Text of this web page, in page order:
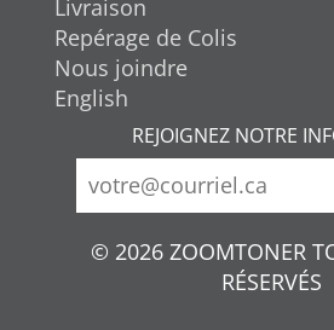
Livraison
Repérage de Colis
Nous joindre
English
REJOIGNEZ NOTRE
© 2026 ZOOMTONER
RÉSERVÉS